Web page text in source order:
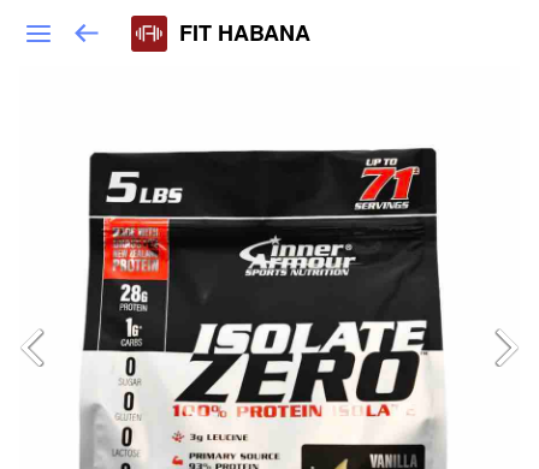
FIT HABANA